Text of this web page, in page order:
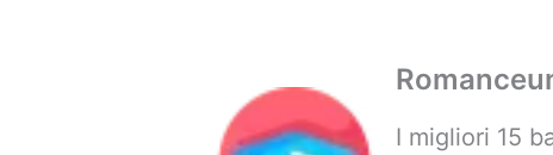
I migliori 15